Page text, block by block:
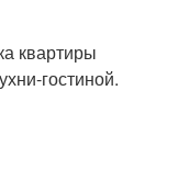
квартиры
гостиной.